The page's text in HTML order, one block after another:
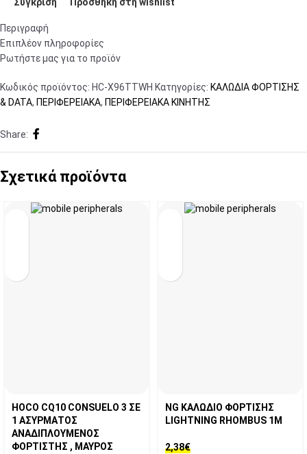
Περιγραφή
Επιπλέον πληροφορίες
Ρωτήστε μας για το προϊόν
Κωδικός προϊόντος: HC-X96TTWH Κατηγορίες: ΚΑΛΩΔΙΑ ΦΟΡΤΙΣΗΣ
& DATA, ΠΕΡΙΦΕΡΕΙΑΚΑ, ΠΕΡΙΦΕΡΕΙΑΚΑ ΚΙΝΗΤΗΣ
Share:
Σχετικά προϊόντα
HOCO CQ10 CONSUELO 3 ΣΕ
1 ΑΣΥΡΜΑΤΟΣ
ΑΝΑΔΙΠΛΟΥΜΕΝΟΣ
ΦΟΡΤΙΣΤΗΣ , ΜΑΥΡΟΣ
NG ΚΑΛΩΔΙΟ ΦΟΡΤΙΣΗΣ
LIGHTNING RHOMBUS 1M
2,38€